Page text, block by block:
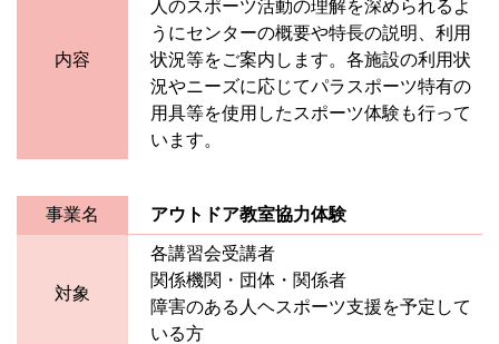
内容
人のスポーツ活動の理解を深められるよ
うにセンターの概要や特長の説明、利用
状況等をご案内します。各施設の利用状
況やニーズに応じてパラスポーツ特有の
用具等を使用したスポーツ体験も行って
います。
事業名 アウトドア教室協力体験
対象
各講習会受講者
関係機関・団体・関係者
障害のある人ヘスポーツ支援を予定して
いる方